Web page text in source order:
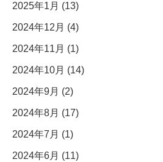
2025年1月 (13)
2024年12月 (4)
2024年11月 (1)
2024年10月 (14)
2024年9月 (2)
2024年8月 (17)
2024年7月 (1)
2024年6月 (11)